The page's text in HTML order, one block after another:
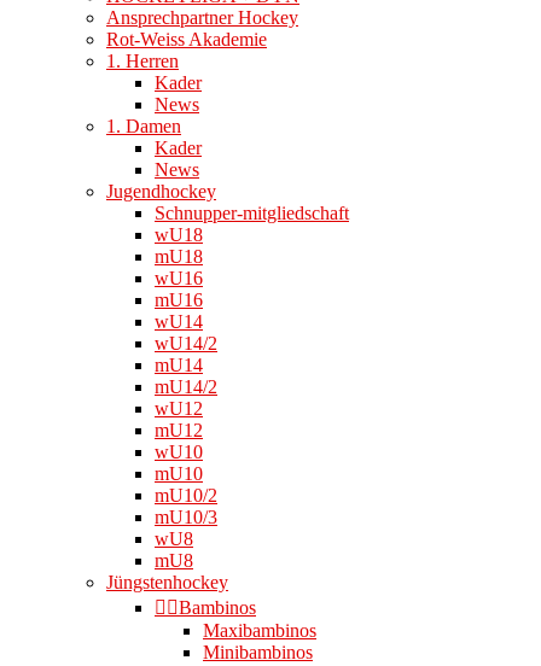
Ansprechpartner Hockey
Rot-Weiss Akademie
1. Herren
Kader
News
1. Damen
Kader
News
Jugendhockey
Schnupper-mitgliedschaft
wU18
mU18
wU16
mU16
wU14
wU14/2
mU14
mU14/2
wU12
mU12
wU10
mU10
mU10/2
mU10/3
wU8
mU8
Jüngstenhockey
👉🏻Bambinos
Maxibambinos
Minibambinos